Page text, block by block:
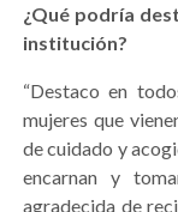
¿Qué podría
institución?
“Destaco en
mujeres que
de cuidado y
encarnan y
agradecida de